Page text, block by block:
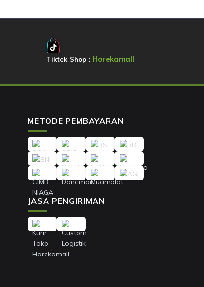
Tiktok Shop : Horekamall
METODE PEMBAYARAN
JASA PENGIRIMAN